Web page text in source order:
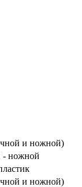
и ножной)
- ножной
и ножной)